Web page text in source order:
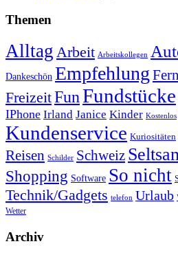
Themen
Alltag Arbeit Arbeitskollegen
Dankeschön Empfehlung
FreizeitFunFundstücke
IPhone Irland Janice Kinder Kostenlos
Kundenservice Kuriositäten
Reisen Schilder Schweiz
Shopping Software So nicht
Technik/Gadgets telefon Urlaub
Wetter
Archiv